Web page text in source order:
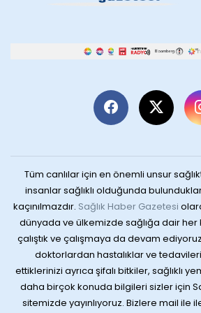
Tüm canlılar için en önemli unsur
insanlar sağlıklı olduğunda
kaçınılmazdır. Sağlık Haber Gazetesi
dünyada ve ülkemizde sağlığa dair
çalıştık ve çalışmaya da devam
doktorlardan hastalıklar ve
ettiklerinizi ayrıca şifalı bitkiler, sağlıklı
daha birçok konuda bilgileri sizler için
sitemizde yayınlıyoruz. Bizlere mail ile